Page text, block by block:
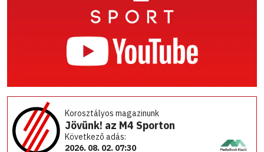
Korosztályos magazinunk
Jövünk! az M4 Sporton
Következő adás:
2026. 08. 02. 07:30